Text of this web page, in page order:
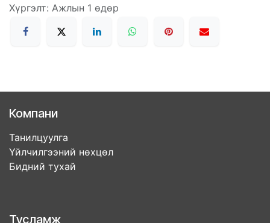
Хүргэлт: Ажлын 1 өдөр
Компани
Танилцуулга
Үйлчилгээний нөхцөл
Бидний тухай
Тусламж